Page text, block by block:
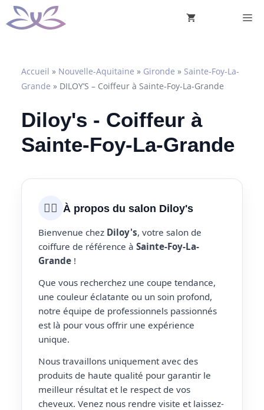
Aller
au
Accueil » Nouvelle-Aquitaine » Gironde » Sainte-Foy-La-
Grande » DILOY’S – Coiffeur à Sainte-Foy-La-Grande
Diloy's - Coiffeur à
Sainte-Foy-La-Grande
💇‍♀️ À propos du salon Diloy's
Bienvenue chez Diloy's, votre salon de
coiffure de référence à Sainte-Foy-La-
Grande !
Que vous recherchez une coupe tendance,
une couleur éclatante ou un soin profond,
notre équipe de professionnels passionnés
est là pour vous offrir une expérience
unique.
Nous travaillons uniquement avec des
produits de haute qualité pour garantir le
meilleur résultat et le respect de vos
cheveux. Venez nous rendre visite et laissez-